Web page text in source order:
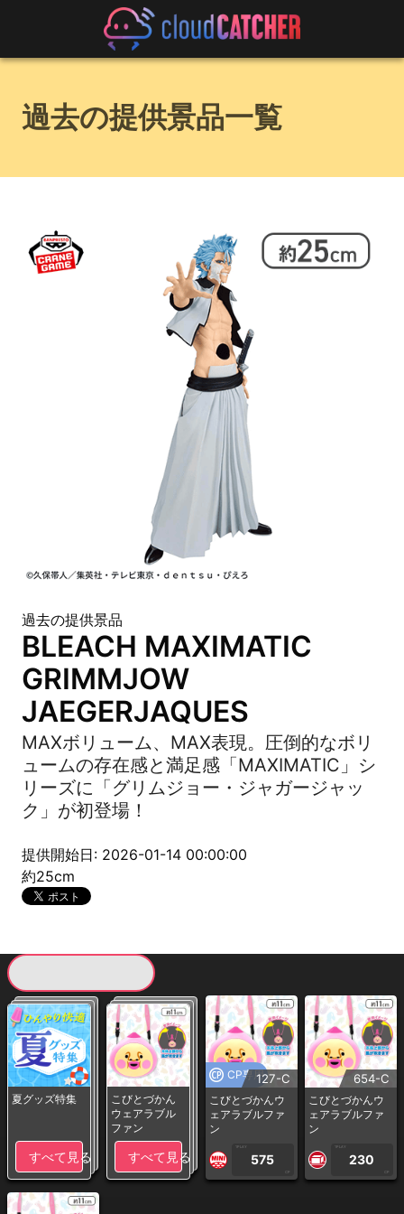
過去の提供景品一覧
過去の提供景品
BLEACH MAXIMATIC
GRIMMJOW
JAEGERJAQUES
MAXボリューム、MAX表現。圧倒的なボリ
ュームの存在感と満足感「MAXIMATIC」シ
リーズに「グリムジョー・ジャガージャッ
ク」が初登場！
提供開始日: 2026-01-14 00:00:00
約25cm
夏グッズ特集
すべて見る
こびとづかん
ウェアラブル
ファン
すべて見る
CP専用127-C
こびとづかんウ
ェアラブルファ
ン
1PLAY
575
CP
654-C
こびとづかんウ
ェアラブルファ
ン
1PLAY
230
CP